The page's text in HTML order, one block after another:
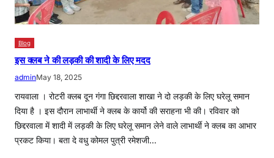
Blog
इस क्लब ने की लड़की की शादी के लिए मदद
adminMay 18, 2025
रायवाला । रोटरी क्लब दून गंगा छिद्दरवाला शाखा ने दो लड़की के लिए घरेलू समान
दिया है । इस दौरान लाभार्थी ने क्लब के कार्यो की सराहना भी की। रविवार को
छिद्दरवाला में शादी में लड़की के लिए घरेलू समान लेने वाले लाभार्थी ने क्लब का आभार
प्रकट किया। बता दे वधु कोमल पुत्री रमेशजी…